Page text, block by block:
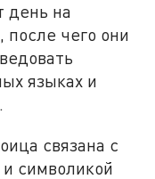
день на
после чего они
языках и
связана с
символикой